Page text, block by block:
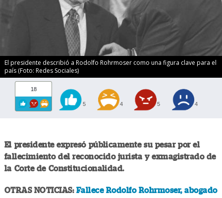
El presidente describió a Rodolfo Rohrmoser como una figura clave para el
país (Foto: Redes Sociales)
18
5 4 5 4
El presidente expresó públicamente su pesar por el
fallecimiento del reconocido jurista y exmagistrado de
la Corte de Constitucionalidad.
OTRAS NOTICIAS: Fallece Rodolfo Rohrmoser, abogado